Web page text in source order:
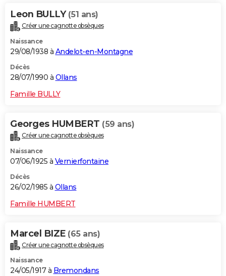
Leon BULLY (51 ans)
Créer une cagnotte obsèques
Naissance
29/08/1938 à Andelot-en-Montagne
Décès
28/07/1990 à Ollans
Famille BULLY
Georges HUMBERT (59 ans)
Créer une cagnotte obsèques
Naissance
07/06/1925 à Vernierfontaine
Décès
26/02/1985 à Ollans
Famille HUMBERT
Marcel BIZE (65 ans)
Créer une cagnotte obsèques
Naissance
24/05/1917 à Bremondans